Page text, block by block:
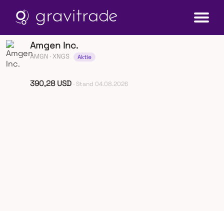
Amgen Inc.
AMGN · XNGS Aktie
390,28 USD · Stand 04.08.2026